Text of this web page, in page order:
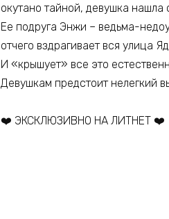
окутано тайной, девушка нашла
Ее подруга Энжи – ведьма-
отчего вздрагивает вся улица
И «крышует» все это
Девушкам предстоит нелегкий
❤️ ЭКСКЛЮЗИВНО НА ЛИТНЕТ ❤️